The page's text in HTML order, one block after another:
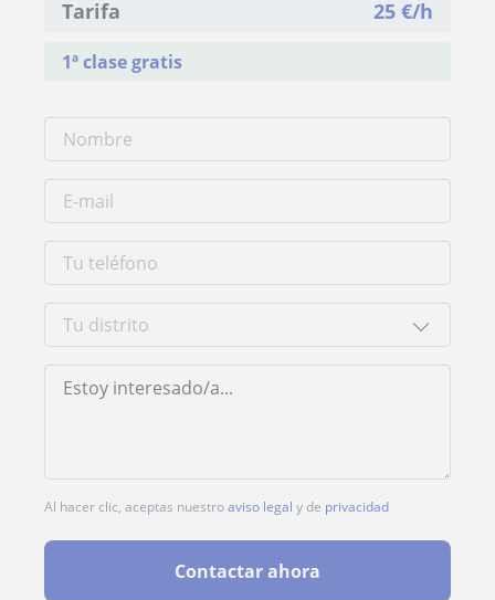
Tarifa 25 €/h
1ª clase gratis
Al hacer clic, aceptas nuestroaviso legal y de privacidad
Contactar ahora